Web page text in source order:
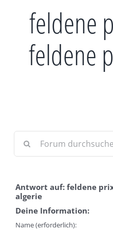
feldene
feldene
Antwort auf: feldene
algerie
Deine Information:
Name (erforderlich):